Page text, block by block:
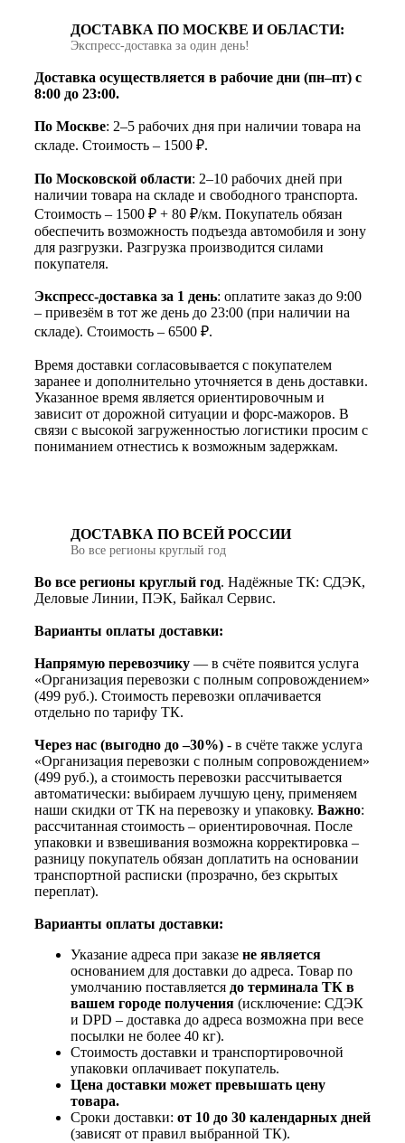
ДОСТАВКА ПО МОСКВЕ И ОБЛАСТИ:
Экспресс‑доставка за один день!
Доставка осуществляется в рабочие дни (пн–пт) с
8:00 до 23:00.
По Москве: 2–5 рабочих дня при наличии товара на
складе. Стоимость – 1500 ₽.
По Московской области: 2–10 рабочих дней при
наличии товара на складе и свободного транспорта.
Стоимость – 1500 ₽ + 80 ₽/км. Покупатель обязан
обеспечить возможность подъезда автомобиля и зону
для разгрузки. Разгрузка производится силами
покупателя.
Экспресс-доставка за 1 день: оплатите заказ до 9:00
– привезём в тот же день до 23:00 (при наличии на
складе). Стоимость – 6500 ₽.
Время доставки согласовывается с покупателем
заранее и дополнительно уточняется в день доставки.
Указанное время является ориентировочным и
зависит от дорожной ситуации и форс-мажоров. В
связи с высокой загруженностью логистики просим с
пониманием отнестись к возможным задержкам.
ДОСТАВКА ПО ВСЕЙ РОССИИ
Во все регионы круглый год
Во все регионы круглый год. Надёжные ТК: СДЭК,
Деловые Линии, ПЭК, Байкал Сервис.
Варианты оплаты доставки:
Напрямую перевозчику — в счёте появится услуга
«Организация перевозки с полным сопровождением»
(499 руб.). Стоимость перевозки оплачивается
отдельно по тарифу ТК.
Через нас (выгодно до –30%) - в счёте также услуга
«Организация перевозки с полным сопровождением»
(499 руб.), а стоимость перевозки рассчитывается
автоматически: выбираем лучшую цену, применяем
наши скидки от ТК на перевозку и упаковку. Важно:
рассчитанная стоимость – ориентировочная. После
упаковки и взвешивания возможна корректировка –
разницу покупатель обязан доплатить на основании
транспортной расписки (прозрачно, без скрытых
переплат).
Варианты оплаты доставки:
Указание адреса при заказе не является
основанием для доставки до адреса. Товар по
умолчанию поставляется до терминала ТК в
вашем городе получения (исключение: СДЭК
и DPD – доставка до адреса возможна при весе
посылки не более 40 кг).
Стоимость доставки и транспортировочной
упаковки оплачивает покупатель.
Цена доставки может превышать цену
товара.
Сроки доставки: от 10 до 30 календарных дней
(зависят от правил выбранной ТК).